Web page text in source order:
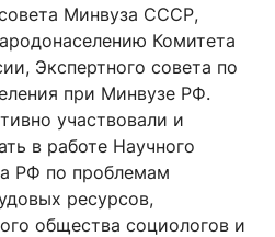
Минвуза СССР,
Комитета
Экспертного совета по
при Минвузе РФ.
участвовали и
в работе Научного
РФ по проблемам
ресурсов,
общества социологов и